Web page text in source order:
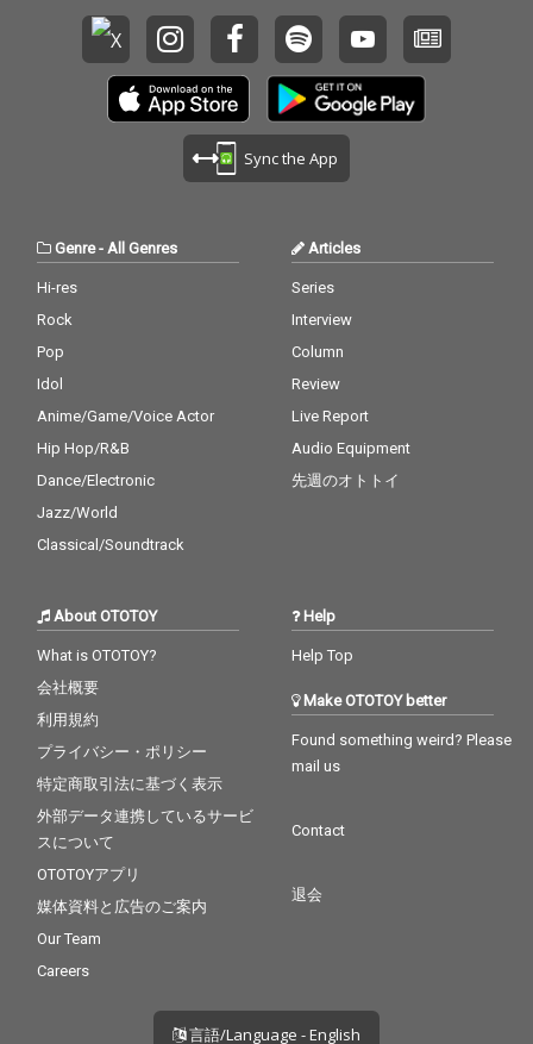
し、聴く人の胸を躍ら
せる快心のニュー・ア
ルバムが完成した。レ
コーディング・メンバ
ーには、 伊藤大地（D
r）、岡部晴彦（B
に加え、サンコンJr.
ーカンパニーズ）、東
京スカパラダイスオー
ケストラの茂木欣一
（Ba）、沖祐市（Ke
y）らが参加。極上の
サウンドを聴かせてく
Sync the App
Genre- All Genres
Hi-res
Rock
Pop
Idol
Anime/Game/Voice Actor
Hip Hop/R&B
Dance/Electronic
Jazz/World
Classical/Soundtrack
Articles
Series
Interview
Column
Review
Live Report
Audio Equipment
先週のオトトイ
About OTOTOY
What is OTOTOY?
会社概要
利用規約
プライバシー・ポリシー
特定商取引法に基づく表示
外部データ連携しているサービ
スについて
OTOTOYアプリ
媒体資料と広告のご案内
Our Team
Careers
Help
Help Top
Make OTOTOY better
Found something weird? Please
mail us
Contact
退会
言語/Language - English